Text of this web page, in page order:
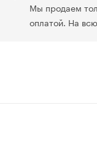
Мы продаем
оплатой. На